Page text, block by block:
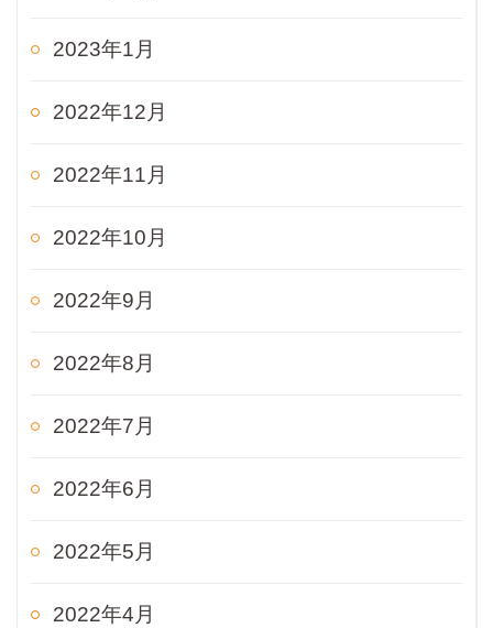
2023年1月
2022年12月
2022年11月
2022年10月
2022年9月
2022年8月
2022年7月
2022年6月
2022年5月
2022年4月